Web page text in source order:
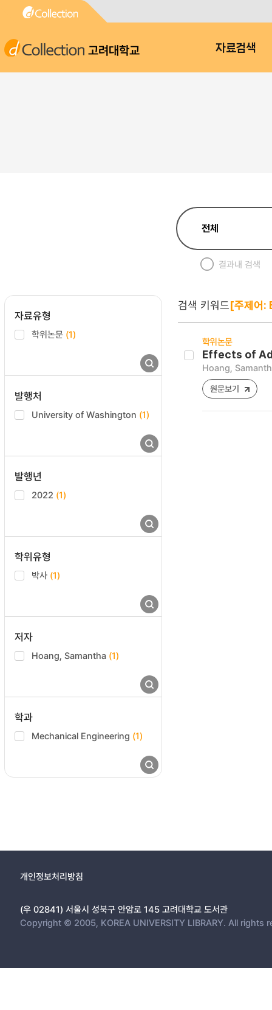
고려대학교 자료검색
결과내 검색
자료유형
학위논문 (1)
발행처
University of Washington (1)
발행년
2022 (1)
학위유형
박사 (1)
저자
Hoang, Samantha (1)
학과
Mechanical Engineering (1)
검색 키워드[주제
학위논문
Effects of
Hoang,
원문보기
개인정보처리방침
(우 02841) 서울시 성북구 안암로 145 고려대학교 도서관
Copyright © 2005, KOREA UNIVERSITY LIBRARY. All rights